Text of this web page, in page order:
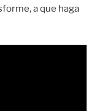
a que haga